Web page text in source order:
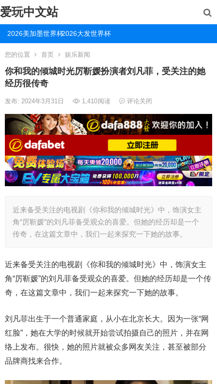
爱玩中文站
2026美加墨世界杯2026大发世界杯
您的位置 首页 娱乐新闻
你和我的倾城时光厉靳媛扮演者刘凡菲，受关注的她
经历很传奇
发布: 2024年3月31日 1,410阅读 评论关闭
近来备受关注的电视剧《你和我的倾城时光》中，饰演女主
角“厉靳媛”的刘凡菲备受观众的喜爱。但她的经历却是一个
传奇，在这篇文章中，我们一起来探究一下她的故事。
近来备受关注的电视剧《你和我的倾城时光》中，饰演女主
角“厉靳媛”的刘凡菲备受观众的喜爱。但她的经历却是一个传
奇，在这篇文章中，我们一起来探究一下她的故事。
刘凡菲出生于一个普通家庭，从小在北京长大。因为一张“网
红脸”，她在大学的时候就开始尝试拍摄自己的照片，并在网
络上发布。很快，她的照片就被众多网友关注，甚至被部分
品牌商找来合作。